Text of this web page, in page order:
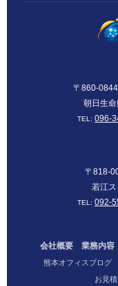
〒860-0844
朝日生
TEL: 096-
〒818-
若江ス
TEL: 092-
会社概要 業務内容
熊本オフィスブログ
お見